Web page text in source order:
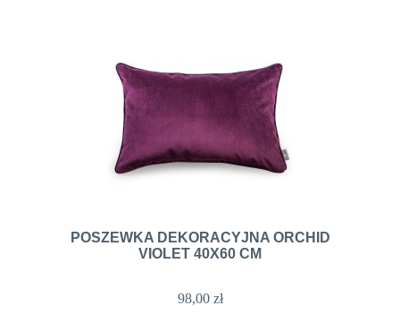
POSZEWKA DEKORACYJNA ORCHID
VIOLET 40X60 CM
98,00 zł